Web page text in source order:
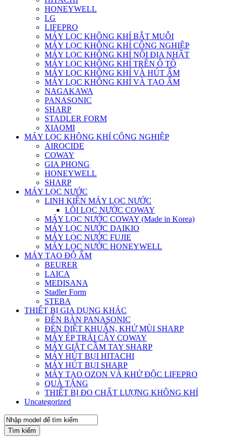
HONEYWELL
LG
LIFEPRO
MÁY LỌC KHÔNG KHÍ BẮT MUỖI
MÁY LỌC KHÔNG KHÍ CÔNG NGHIỆP
MÁY LỌC KHÔNG KHÍ NỘI ĐỊA NHẬT
MÁY LỌC KHÔNG KHÍ TRÊN Ô TÔ
MÁY LỌC KHÔNG KHÍ VÀ HÚT ẨM
MÁY LỌC KHÔNG KHÍ VÀ TẠO ẨM
NAGAKAWA
PANASONIC
SHARP
STADLER FORM
XIAOMI
MÁY LỌC KHÔNG KHÍ CÔNG NGHIỆP
AIROCIDE
COWAY
GIA PHONG
HONEYWELL
SHARP
MÁY LỌC NƯỚC
LINH KIỆN MÁY LỌC NƯỚC
LÕI LỌC NƯỚC COWAY
MÁY LỌC NƯỚC COWAY (Made in Korea)
MÁY LỌC NƯỚC DAIKIO
MÁY LỌC NƯỚC FUJIE
MÁY LỌC NƯỚC HONEYWELL
MÁY TẠO ĐỘ ẨM
BEURER
LAICA
MEDISANA
Stadler Form
STEBA
THIẾT BỊ GIA DỤNG KHÁC
ĐÈN BÀN PANASONIC
ĐÈN DIỆT KHUẨN, KHỬ MÙI SHARP
MÁY ÉP TRÁI CÂY COWAY
MÁY GIẶT CẦM TAY SHARP
MÁY HÚT BỤI HITACHI
MÁY HÚT BỤI SHARP
MÁY TẠO OZON VÀ KHỬ ĐỘC LIFEPRO
QUÀ TẶNG
THIẾT BỊ ĐO CHẤT LƯỢNG KHÔNG KHÍ
Uncategorized
Tìm kiếm